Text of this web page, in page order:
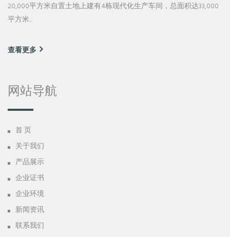
20,000平方米自置土地上建有4栋现代化生产车间，总面积达33,000
平方米...
查看更多
网站导航
首 页
关于我们
产品展示
企业证书
企业环境
新闻资讯
联系我们